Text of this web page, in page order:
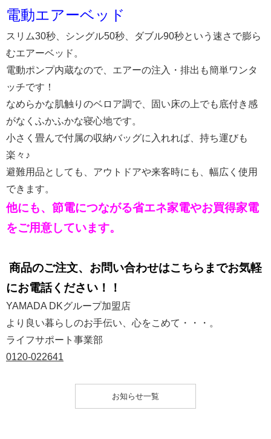
電動エアーベッド
スリム30秒、シングル50秒、ダブル90秒という速さで膨ら
むエアーベッド。
電動ポンプ内蔵なので、エアーの注入・排出も簡単ワンタ
ッチです！
なめらかな肌触りのベロア調で、固い床の上でも底付き感
がなくふかふかな寝心地です。
小さく畳んで付属の収納バッグに入れれば、持ち運びも
楽々♪
避難用品としても、アウトドアや来客時にも、幅広く使用
できます。
他にも、節電につながる省エネ家電やお買得家電
をご用意しています。
商品のご注文、お問い合わせはこちらまでお気軽
にお電話ください！！
YAMADA DKグループ加盟店
より良い暮らしのお手伝い、心をこめて・・・。
ライフサポート事業部
0120-022641
お知らせ一覧